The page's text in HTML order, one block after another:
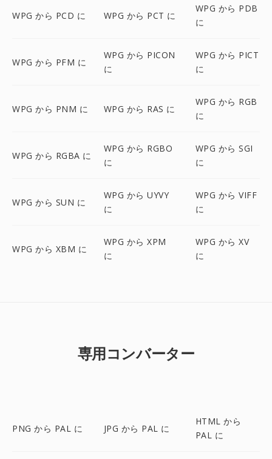
WPG から PCD に WPG から PCT に
WPG から PDB
に
WPG から PFM に
WPG から PICON
に
WPG から PICT
に
WPG から PNM に WPG から RAS に
WPG から RGB
に
WPG から RGBA に
WPG から RGBO
に
WPG から SGI
に
WPG から SUN に
WPG から UYVY
に
WPG から VIFF
に
WPG から XBM に
WPG から XPM
に
WPG から XV
に
専用コンバーター
PNG から PAL に JPG から PAL に
HTML から
PAL に